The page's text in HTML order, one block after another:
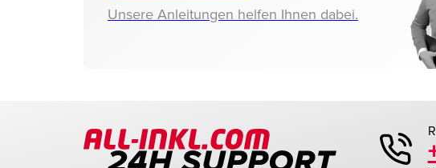
Unsere Anleitungen helfen Ihnen dabei.